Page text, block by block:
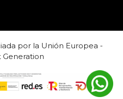
por la Unión Europea -
Generation